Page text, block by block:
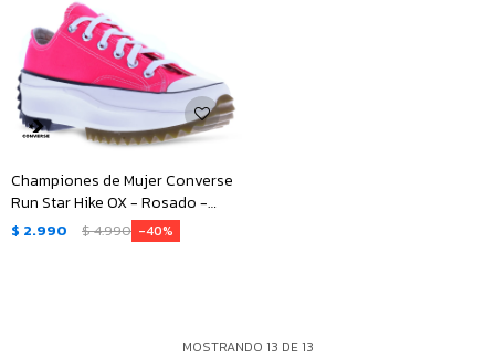
Championes de Mujer Converse
Run Star Hike OX - Rosado -
Negro - Blanco
$ 2.990 $4.990 40
MOSTRANDO 13 DE13